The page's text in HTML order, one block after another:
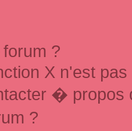
?
X n'est
�
?